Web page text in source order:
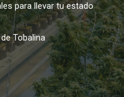
para llevar tu estado
Tobalina